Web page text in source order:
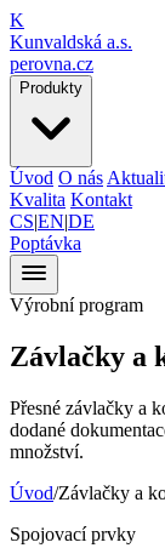
K
Kunvaldská a.s.
perovna.cz
Produkty
Úvod O nás
Kvalita Kontakt
CS|EN|DE
Poptávka
Výrobní program
Závlačky a
Přesné závlačky a
dodané
množství.
Úvod/Závlačky a
Spojovací prvky